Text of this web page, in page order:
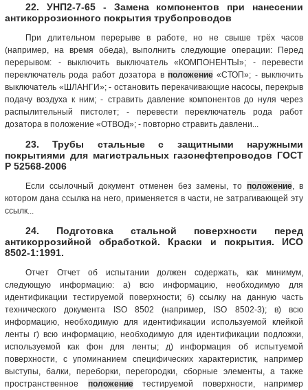
22. УНП2-7-65 - Замена компонентов при нанесении
антикоррозионного покрытия трубопроводов
При длительном перерыве в работе, но не свыше трёх часов
(например, на время обеда), выполнить следующие операции: Перед
перерывом: - выключить выключатель «КОМПОНЕНТЫ»; - перевести
переключатель рода работ дозатора в положение«СТОП»; - выключить
выключатель «ШЛАНГИ»; - остановить перекачивающие насосы, перекрыв
подачу воздуха к ним; - стравить давление компонентов до нуля через
распылительный пистолет; - перевести переключатель рода работ
дозатора в положение «ОТВОД»; - повторно стравить давлени...
23. Трубы стальные с защитными наружными
покрытиями для магистральных газонефтепроводов ГОСТ
Р 52568-2006
Если ссылочный документ отменен без замены, тоположение , в
котором дана ссылка на него, применяется в части, не затрагивающей эту
ссылк...
24. Подготовка стальной поверхности перед
антикоррозийной обработкой. Краски и покрытия. ИСО
8502-1:1991.
Отчет Отчет об испытании должен содержать, как минимум,
следующую информацию: а) всю информацию, необходимую для
идентификации тестируемой поверхности; б) ссылку на данную часть
технического документа ISO 8502 (например, ISO 8502-3); в) всю
информацию, необходимую для идентификации используемой клейкой
ленты г) всю информацию, необходимую для идентификации подложки,
используемой как фон для ленты; д) информация об испытуемой
поверхности, с упоминанием специфических характеристик, например
выступы, балки, переборки, перегородки, сборные элементы, а также
пространственное положениетестируемой поверхности, например